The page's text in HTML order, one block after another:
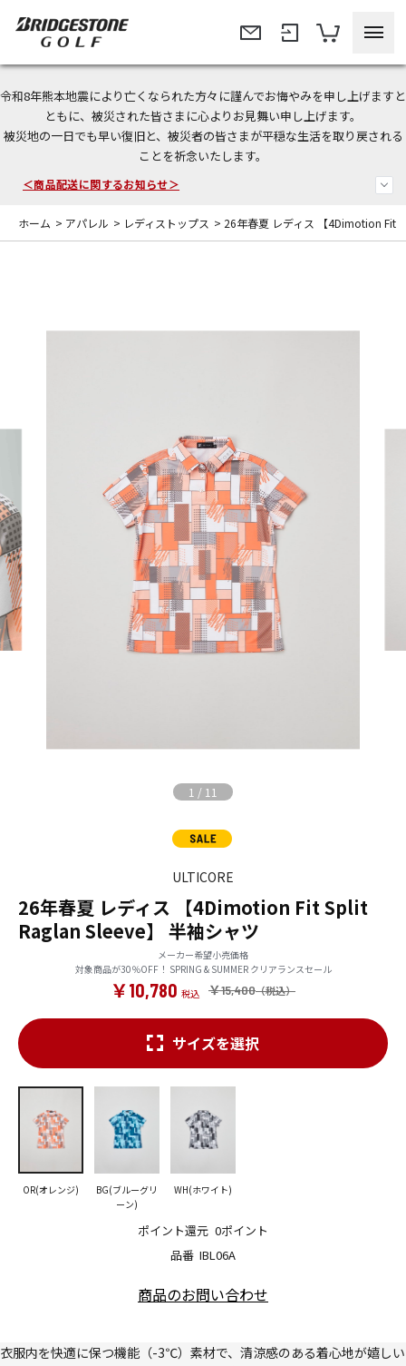
令和8年熊本地震により亡くなられた方々に謹んでお悔やみを申し上げますと
ともに、被災された皆さまに心よりお見舞い申し上げます。
被災地の一日でも早い復旧と、被災者の皆さまが平穏な生活を取り戻される
ことを祈念いたします。
今なら新規会員登録で1,000円OFFクーポンプレゼント！
＜商品配送に関するお知らせ＞
＜夏季休暇中のご注文・発送・お問い合わせ＞
ホーム > アパレル > レディストップス > 26年春夏 レディス 【4Dimotion Fit
1 / 11
ULTICORE
26年春夏 レディス 【4Dimotion Fit Split
Raglan Sleeve】 半袖シャツ
メーカー希望小売価格
対象商品が30％OFF！ SPRING & SUMMER クリアランスセール
￥15,400
￥10,780
品番 IBL06A
ポイント還元 0ポイント
サイズを選択
OR(オレンジ)
BG(ブルーグリ
ーン)
WH(ホワイト)
商品のお問い合わせ
衣服内を快適に保つ機能（-3℃）素材で、清涼感のある着心地が嬉しい